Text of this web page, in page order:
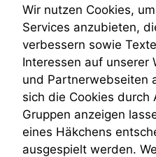
Teilungsklage
Venezuela
VRK
Wiederherstellungsanordnung
Zivilprozessordnung
ZPO
Zustellfiktion
Zuständigkeit
Öffentliches Personalrecht
Öffentlichkeitsprinzip
Wir nutzen Cookies,
Services anzubieten,
verbessern sowie
Interessen auf unserer
und Partnerwebseiten
sich die Cookies durch
Gruppen anzeigen
eines Häkchens
ausgespielt werden.